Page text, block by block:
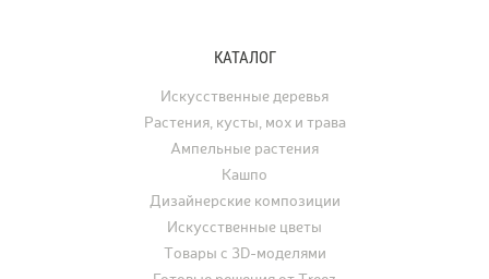
произведение искусства.
применяют для
ресторанов, офисов,
и других мероприятий.
КАТАЛОГ
Искусственные деревья
Растения, кусты, мох и трава
Ампельные растения
Кашпо
Дизайнерские композиции
Искусственные цветы
Товары с 3D-моделями